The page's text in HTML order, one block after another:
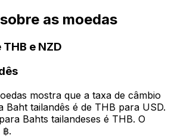
as moedas
e NZD
mostra que a taxa de câmbio
Baht tailandês é de THB para USD.
Bahts tailandeses é THB. O
฿.